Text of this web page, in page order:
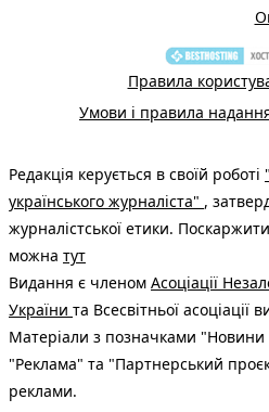
Правила
Умови і правила
Редакція керується в своїй роботі
українського журналіста" ,
журналістської етики.
можна тут
Видання є членом Асоціації
України та Всесвітньої асоціації
Матеріали з позначками
"Реклама" та "Партнерський
реклами.